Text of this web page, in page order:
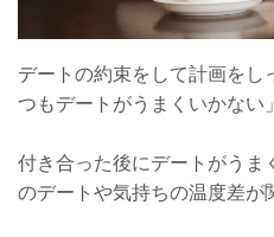
デートの約束をして計画を
つもデートがうまくいかない
付き合った後にデートがう
のデートや気持ちの温度差が